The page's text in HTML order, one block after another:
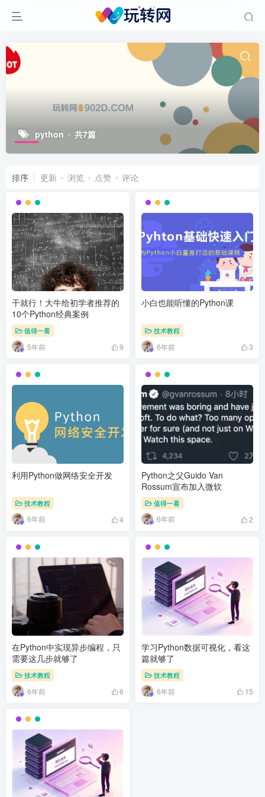
python 共7篇
排序 更新 浏览 点赞 评论
干就行！大牛给初学者推荐的
10个Python经典案例
值得一看
5年前 9
小白也能听懂的Python课
技术教程
6年前 3
利用Python做网络安全开发
技术教程
6年前 4
Python之父Guido Van
Rossum宣布加入微软
值得一看
6年前 2
在Python中实现异步编程，只
需要这几步就够了
技术教程
6年前 6
学习Python数据可视化，看这
篇就够了
技术教程
6年前 15